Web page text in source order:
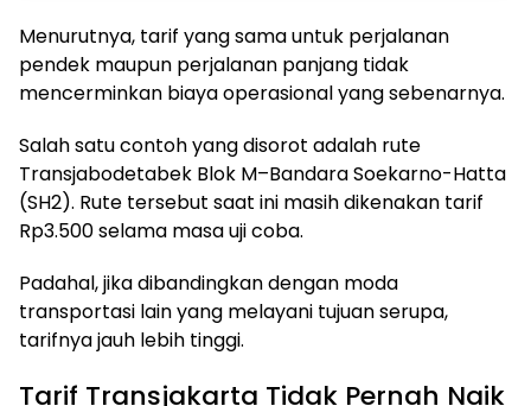
Menurutnya, tarif yang sama untuk perjalanan
pendek maupun perjalanan panjang tidak
mencerminkan biaya operasional yang sebenarnya.
Salah satu contoh yang disorot adalah rute
Transjabodetabek Blok M–Bandara Soekarno-Hatta
(SH2). Rute tersebut saat ini masih dikenakan tarif
Rp3.500 selama masa uji coba.
Padahal, jika dibandingkan dengan moda
transportasi lain yang melayani tujuan serupa,
tarifnya jauh lebih tinggi.
Tarif Transjakarta Tidak Pernah Naik